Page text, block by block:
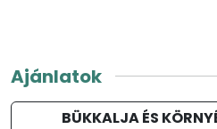
Ajánlatok
BÜKKALJA ÉS